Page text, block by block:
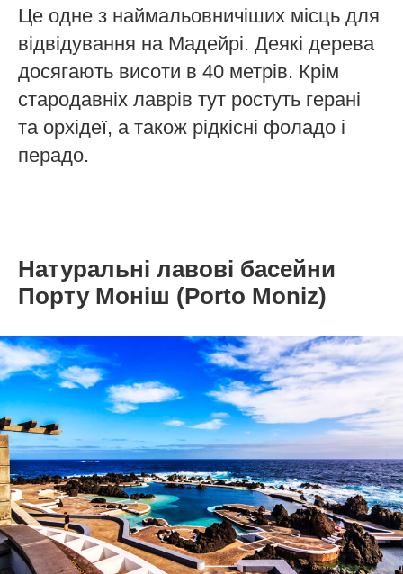
Це одне з наймальовничіших місць для
відвідування на Мадейрі. Деякі дерева
досягають висоти в 40 метрів. Крім
стародавніх лаврів тут ростуть герані
та орхідеї, а також рідкісні фоладо і
перадо.
Натуральні лавові басейни
Порту Моніш (Porto Moniz)